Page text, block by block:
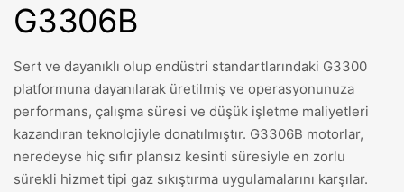
G3306B
Sert ve dayanıklı olup endüstri standartlarındaki G3300
platformuna dayanılarak üretilmiş ve operasyonunuza
performans, çalışma süresi ve düşük işletme maliyetleri
kazandıran teknolojiyle donatılmıştır. G3306B motorlar,
neredeyse hiç sıfır plansız kesinti süresiyle en zorlu
sürekli hizmet tipi gaz sıkıştırma uygulamalarını karşılar.